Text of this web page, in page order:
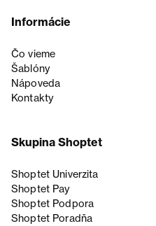
Informácie
Čo vieme
Šablóny
Nápoveda
Kontakty
Skupina Shoptet
Shoptet Univerzita
Shoptet Pay
Shoptet Podpora
Shoptet Poradňa